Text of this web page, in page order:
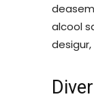
alcool